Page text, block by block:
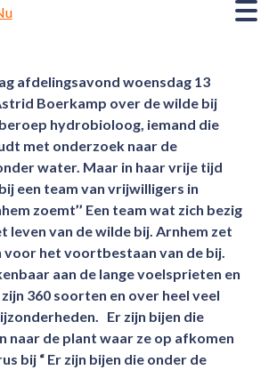
afdelingsavond woensdag 13
Boerkamp over de wilde bij
hydrobioloog, iemand die
met onderzoek naar de
water. Maar in haar vrije tijd
een team van vrijwilligers in
zoemt’’ Een team wat zich bezig
leven van de wilde bij. Arnhem zet
voor het voortbestaan van de bij.
aan de lange voelsprieten en
360 soorten en over heel veel
Er zijn bijen die
naar de plant waar ze op afkomen
bij “ Er zijn bijen die onder de